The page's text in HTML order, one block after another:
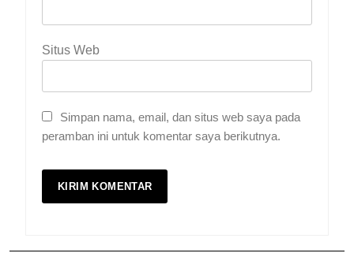
Situs Web
Simpan nama, email, dan situs web saya pada
peramban ini untuk komentar saya berikutnya.